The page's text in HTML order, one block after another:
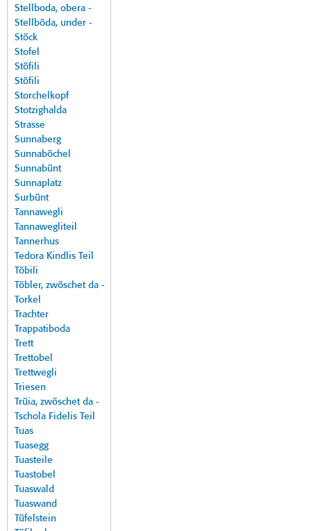
Stellboda, obera -
Stellböda, under -
Stöck
Stofel
Stöfili
Stöfili
Storchelkopf
Stotzighalda
Strasse
Sunnaberg
Sunnaböchel
Sunnabünt
Sunnaplatz
Surbünt
Tannawegli
Tannawegliteil
Tannerhus
Tedora Kindlis Teil
Töbili
Töbler, zwöschet da -
Torkel
Trachter
Trappatiboda
Trett
Trettobel
Trettwegli
Triesen
Trüia, zwöschet da -
Tschola Fidelis Teil
Tuas
Tuasegg
Tuasteile
Tuastobel
Tuaswald
Tuaswand
Tüfelstein